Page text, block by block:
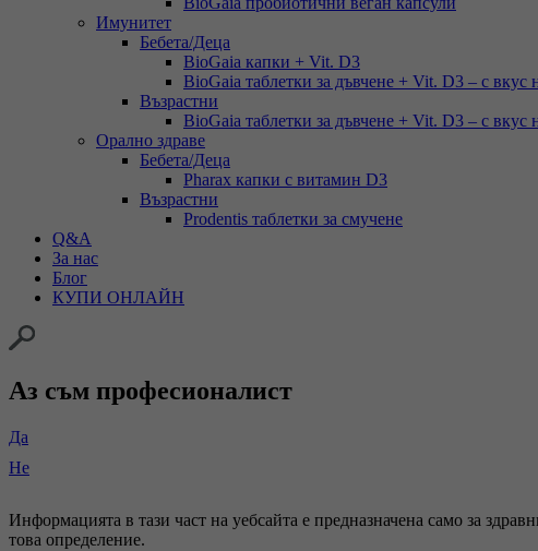
Имунитет
Бебета/Деца
BioGaia капки + Vit. D3
BioGaia таблетки за дъвчене + Vit. D3 – с вкус
Възрастни
BioGaia таблетки за дъвчене + Vit. D3 – с вкус
Орално здраве
Бебета/Деца
Pharax капки с витамин D3
Възрастни
Prodentis таблетки за смучене
Q&A
За нас
Блог
КУПИ ОНЛАЙН
Аз съм професионалист
Да
Не
Информацията в тази част на уебсайта е предназначена само за
това определение.